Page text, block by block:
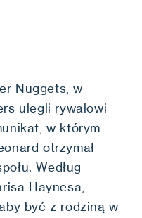
Nuggets, w
ulegli rywalowi
w którym
otrzymał
Według
Haynesa,
być z rodziną w